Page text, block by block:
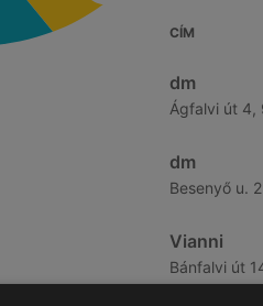
CÍM
dm
Ágfalvi út 4,
dm
Besenyő u.
Vianni
Bánfalvi út